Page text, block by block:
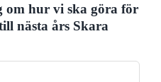
om hur vi ska göra för
nästa års Skara